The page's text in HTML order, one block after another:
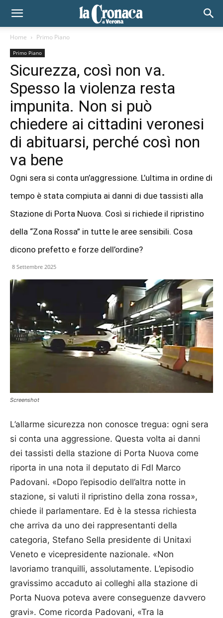
Home Primo Piano
Primo Piano
Sicurezza, così non va.
Spesso la violenza resta
impunita. Non si può
chiedere ai cittadini veronesi
di abituarsi, perché così non
va bene
Ogni sera si conta un’aggressione. L’ultima in ordine di
tempo è stata compiuta ai danni di due tassisti alla
Stazione di Porta Nuova. Così si richiede il ripristino
della “Zona Rossa” in tutte le aree sensibili. Cosa
dicono prefetto e forze dell’ordine?
8 Settembre 2025
Screenshot
L’allarme sicurezza non conosce tregua: ogni sera
si conta una aggressione. Questa volta ai danni
dei tassisti della stazione di Porta Nuova come
riporta in una nota il deputato di Fdl Marco
Padovani. «Dopo l’episodio dell’altra notte in
stazione, si valuti il ripristino della zona rossa»,
chiede il parlamentare. Ed è la stessa richiesta
che arriva da uno dei rappresentanti della
categoria, Stefano Sella presidente di Unitaxi
Veneto e vicepresidente nazionale. «Non
lavoriamo tranquilli, assolutamente. L’episodio
gravissimo accaduto ai colleghi alla stazione di
Porta Nuova poteva avere conseguenze davvero
gravi». Come ricorda Padovani, «Tra la